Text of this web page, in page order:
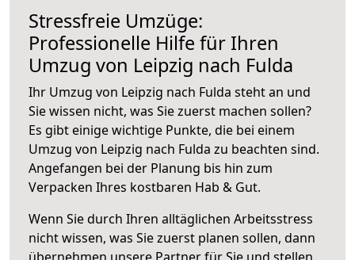
Stressfreie Umzüge:
Professionelle Hilfe für Ihren
Umzug von Leipzig nach Fulda
Ihr Umzug von Leipzig nach Fulda steht an und
Sie wissen nicht, was Sie zuerst machen sollen?
Es gibt einige wichtige Punkte, die bei einem
Umzug von Leipzig nach Fulda zu beachten sind.
Angefangen bei der Planung bis hin zum
Verpacken Ihres kostbaren Hab & Gut.
Wenn Sie durch Ihren alltäglichen Arbeitsstress
nicht wissen, was Sie zuerst planen sollen, dann